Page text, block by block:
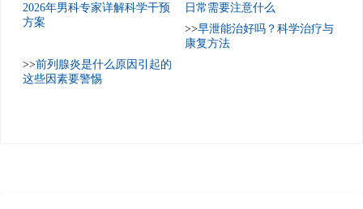
2026年男科专家详解科学干预
方案
日常需要注意什么
>>早泄能治好吗？科学治疗与
康复方法
>>前列腺炎是什么原因引起的
这些因素要警惕